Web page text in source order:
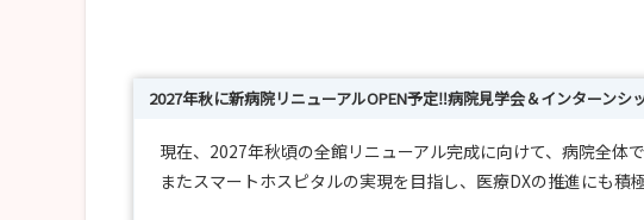
2027年秋に新病院リニューアルOPEN予定‼病院見学会＆インターンシ
現在、2027年秋頃の全館リニューアル完成に向けて、病院全体
またスマートホスピタルの実現を目指し、医療DXの推進にも積